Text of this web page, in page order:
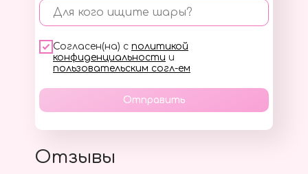
Для кого ищите шары?
Согласен(на) с политикой
конфиденциальности и
пользовательским согл-ем
Отправить
Отзывы